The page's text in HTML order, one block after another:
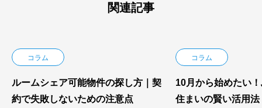
関連記事
コラム
ルームシェア可能物件の探し方｜契
約で失敗しないための注意点
コラム
10月から始めたい
住まいの賢い活用法